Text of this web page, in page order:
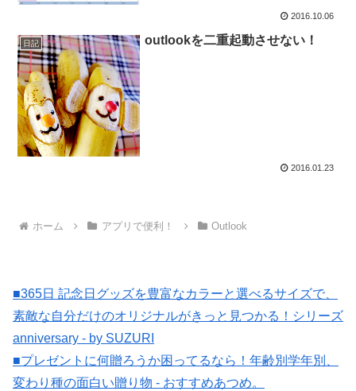
2016.10.06
日記 outlookを二重起動させない！
2016.01.23
ホーム アプリで便利！ Outlook
■365日 記念日グッズを豊富なカラーと選べるサイズで、
素敵な自分だけのオリジナルがきっと見つかる！シリーズ
anniversary - by SUZURI
■プレゼントに何贈ろうか困ってるなら！年齢別学年別、
変わり種の面白い贈り物 - おすすめあつめ。